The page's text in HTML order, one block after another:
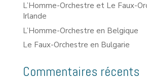
L’Homme-Orchestre et Le Faux-
Irlande
L’Homme-Orchestre en Belgique
Le Faux-Orchestre en Bulgarie
Commentaires récents